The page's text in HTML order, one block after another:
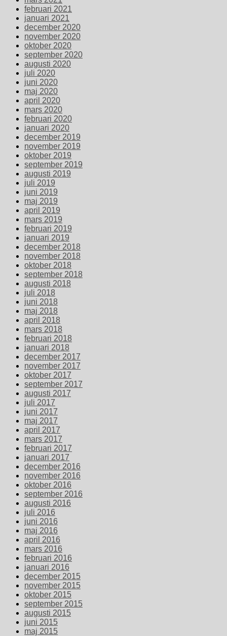
februari 2021
januari 2021
december 2020
november 2020
oktober 2020
september 2020
augusti 2020
juli 2020
juni 2020
maj 2020
april 2020
mars 2020
februari 2020
januari 2020
december 2019
november 2019
oktober 2019
september 2019
augusti 2019
juli 2019
juni 2019
maj 2019
april 2019
mars 2019
februari 2019
januari 2019
december 2018
november 2018
oktober 2018
september 2018
augusti 2018
juli 2018
juni 2018
maj 2018
april 2018
mars 2018
februari 2018
januari 2018
december 2017
november 2017
oktober 2017
september 2017
augusti 2017
juli 2017
juni 2017
maj 2017
april 2017
mars 2017
februari 2017
januari 2017
december 2016
november 2016
oktober 2016
september 2016
augusti 2016
juli 2016
juni 2016
maj 2016
april 2016
mars 2016
februari 2016
januari 2016
december 2015
november 2015
oktober 2015
september 2015
augusti 2015
juni 2015
maj 2015